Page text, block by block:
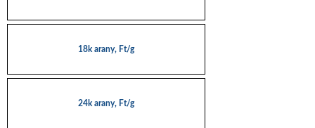
18k arany, Ft/g
24k arany, Ft/g